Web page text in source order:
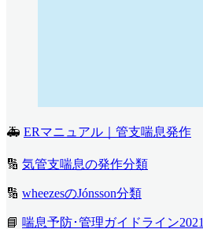
🚑 ERマニュアル｜管支喘息発作
🔢 気管支喘息の発作分類
🔢 wheezesのJónsson分類
📘 喘息予防･管理ガイドライン2021